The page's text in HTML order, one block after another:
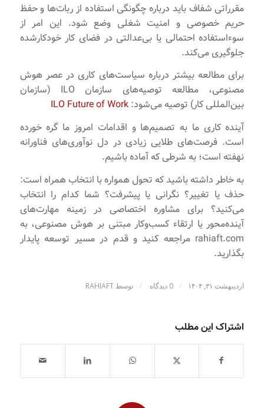
مقرراتی شفاف باید درباره چگونگی استفاده از ربات‌ها و حفظ
حریم خصوصی و امنیت شغلی وضع شود. این امر از
سوءاستفاده احتمالی یا بی‌عدالتی در فضای کار خودکارشده
جلوگیری می‌کند.
برای مطالعه بیشتر درباره سیاست‌های کاری در عصر هوش
مصنوعی، مطالعه توصیه‌های سازمان ILO (سازمان
بین‌المللی کار) توصیه می‌شود: ILO Future of Work
آینده کاری ما به تصمیم‌ها و اقدامات امروز ما گره خورده
است. فرصت‌های طلایی زیادی در دل نوآوری‌های فناورانه
نهفته است؛ به شرطی که آماده باشیم.
به خاطر داشته باشید که تحول همواره با انتخاب همراه است:
حذف یا تغییر؟ نگرانی یا پیشرفت؟ شما کدام را انتخاب
می‌کنید؟ برای مشاوره اختصاصی در زمینه مهارت‌های
آینده‌محور یا ارتقاء کسب‌وکار مبتنی بر هوش مصنوعی، به
rahiaft.com مراجعه کنید و قدم در مسیر توسعه پایدار
بگذارید.
اردیبهشت ۳۱, ۱۴۰۴ / 0 دیدگاه / توسط RAHIAFT
اشتراک این مطلب